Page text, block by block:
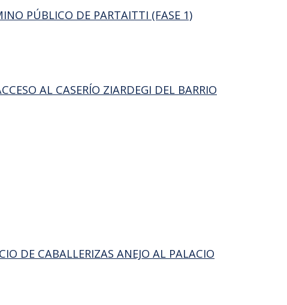
PÚBLICO DE PARTAITTI (FASE 1)
AL CASERÍO ZIARDEGI DEL BARRIO
DE CABALLERIZAS ANEJO AL PALACIO